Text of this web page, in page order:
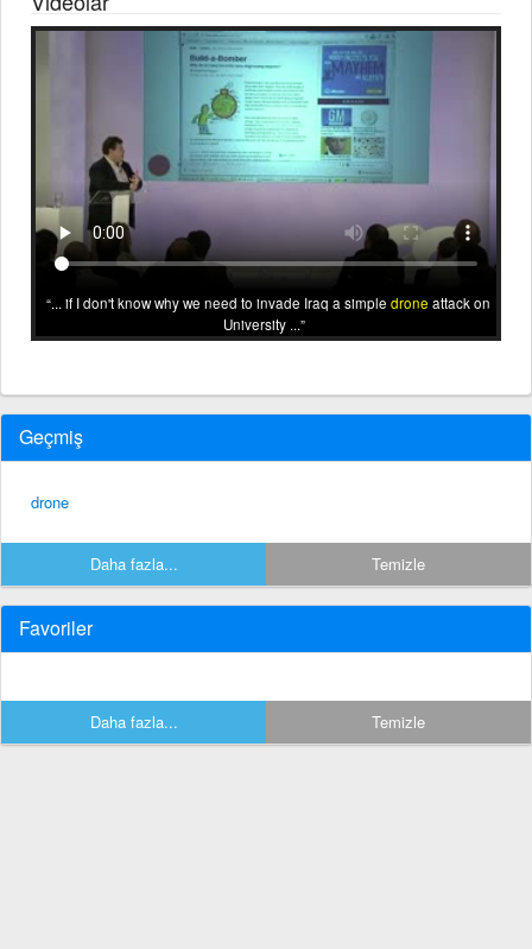
... if I don't know why we need to invade Iraq a simple drone attack on
University ...
Geçmiş
drone
Daha fazla... Temizle
Favoriler
Daha fazla... Temizle